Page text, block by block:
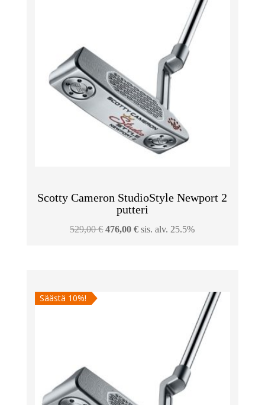
Scotty Cameron StudioStyle Newport 2
putteri
529,00€ Alkuperäinen
476,00€Nykyinen
sis. alv. 25.5%
Säästä 10%!